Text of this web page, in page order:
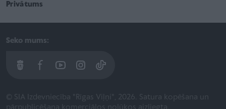
Privātums
Seko mums:
© SIA Izdevniecība "Rīgas Viļņi", 2026. Satura kopēšana un